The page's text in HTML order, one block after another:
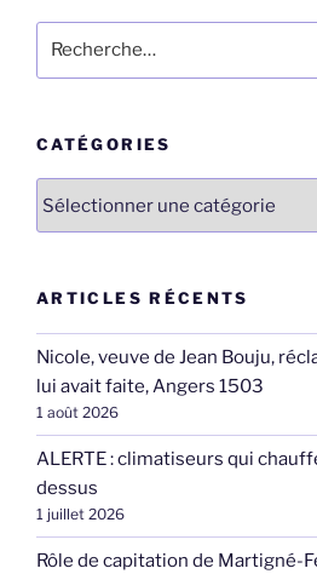
pour
CATÉGORIES
ARTICLES RÉCENTS
Nicole, veuve de Jean Bouju,
lui avait faite, Angers 1503
1 août 2026
ALERTE : climatiseurs qui
dessus
1 juillet 2026
Rôle de capitation de Martigné-